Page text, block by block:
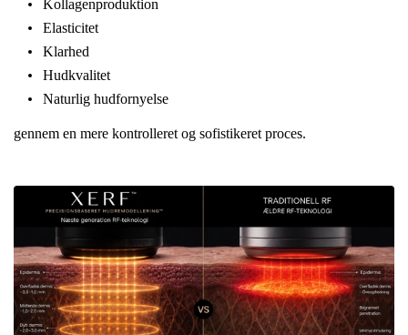
Kollagenproduktion
Elasticitet
Klarhed
Hudkvalitet
Naturlig hudfornyelse
gennem en mere kontrolleret og sofistikeret proces.